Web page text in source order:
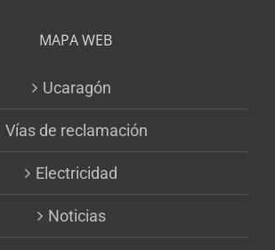
MAPA WEB
Ucaragón
Vías de reclamación
Electricidad
Noticias